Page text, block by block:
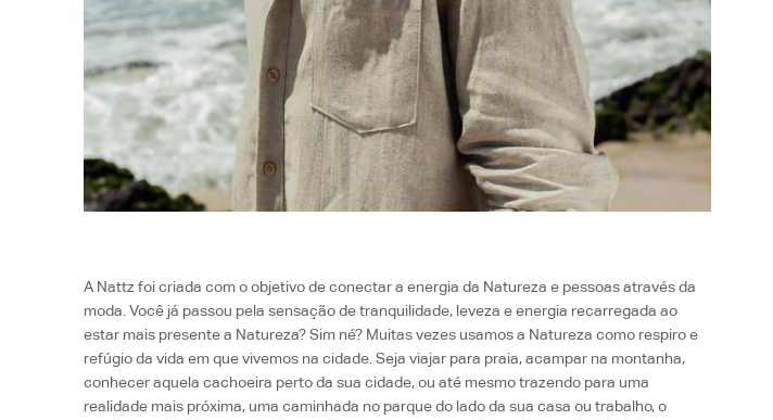
A Nattz foi criada com o objetivo de conectar a energia da Natureza e pessoas através da
moda. Você já passou pela sensação de tranquilidade, leveza e energia recarregada ao
estar mais presente a Natureza? Sim né? Muitas vezes usamos a Natureza como respiro e
refúgio da vida em que vivemos na cidade. Seja viajar para praia, acampar na montanha,
conhecer aquela cachoeira perto da sua cidade, ou até mesmo trazendo para uma
realidade mais próxima, uma caminhada no parque do lado da sua casa ou trabalho, o